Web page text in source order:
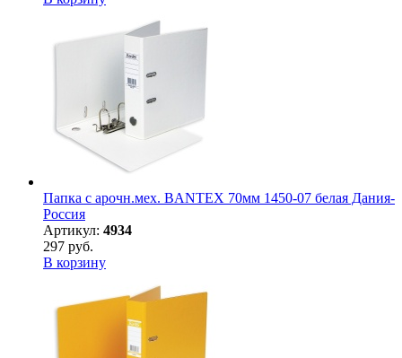
Папка с арочн.мех. BANTEX 70мм 1450-07 белая Дания-
Россия
Артикул: 4934
297 руб.
В корзину